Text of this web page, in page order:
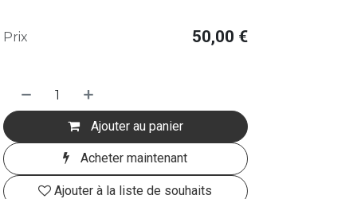
Ajouter au panier
Acheter maintenant
Ajouter à la liste de souhaits
Prix 50,00 €